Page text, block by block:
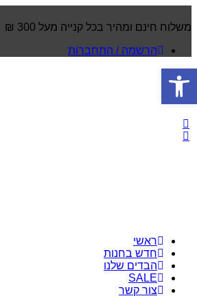
משלוח חינם ומהיר בכל קנייה מעל 300 ₪
הרשמה / התחברות
ראשי
חדש בחנות
הבדים שלנו
SALE
צור קשר
פתח סרגל נגישות